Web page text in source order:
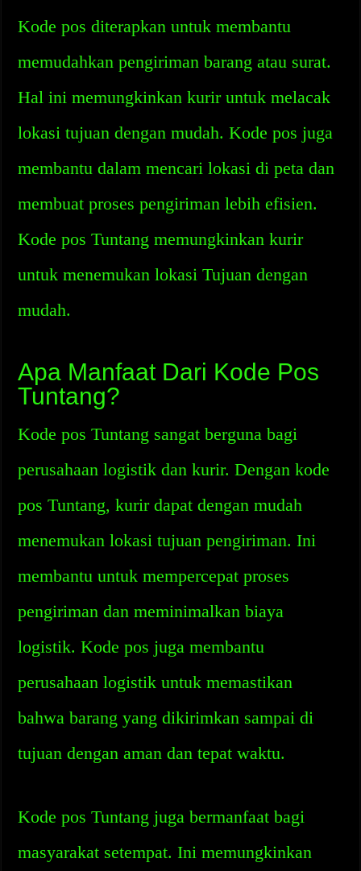
Kode pos diterapkan untuk membantu
memudahkan pengiriman barang atau surat.
Hal ini memungkinkan kurir untuk melacak
lokasi tujuan dengan mudah. Kode pos juga
membantu dalam mencari lokasi di peta dan
membuat proses pengiriman lebih efisien.
Kode pos Tuntang memungkinkan kurir
untuk menemukan lokasi Tujuan dengan
mudah.
Apa Manfaat Dari Kode Pos
Tuntang?
Kode pos Tuntang sangat berguna bagi
perusahaan logistik dan kurir. Dengan kode
pos Tuntang, kurir dapat dengan mudah
menemukan lokasi tujuan pengiriman. Ini
membantu untuk mempercepat proses
pengiriman dan meminimalkan biaya
logistik. Kode pos juga membantu
perusahaan logistik untuk memastikan
bahwa barang yang dikirimkan sampai di
tujuan dengan aman dan tepat waktu.
Kode pos Tuntang juga bermanfaat bagi
masyarakat setempat. Ini memungkinkan